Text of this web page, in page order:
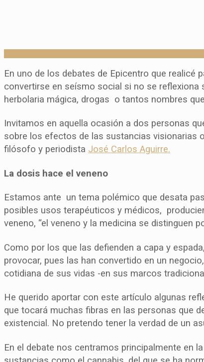
En uno de los debates de Epicentro que realicé
convertirse en seísmo social si no se
herbolaria mágica, drogas o tantos nombres
Invitamos en aquella ocasión a dos personas
sobre los efectos de las sustancias visionarias
filósofo y periodista José Carlos Aguirre.
La dosis hace el veneno
Estamos ante un tema polémico que desata
posibles usos terapéuticos y médicos,
veneno, “el veneno y la medicina se distinguen
Como por los que las defienden a capa y
provocar, pues las han convertido en un
cotidiana de sus vidas -en sus marcos
He querido aportar con este artículo algunas
que tocará muchas fibras en las personas que
existencial. No pretendo tener la verdad de un
En el debate nos centramos principalmente en